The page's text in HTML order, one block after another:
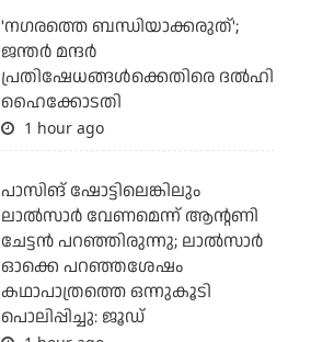
'നഗരത്തെ ബന്ധിയാക്കരുത്';
ജന്തര്‍ മന്ദര്‍
പ്രതിഷേധങ്ങള്‍ക്കെതിരെ ദല്‍ഹി
ഹൈക്കോടതി
1 hour ago
പാസിങ് ഷോട്ടിലെങ്കിലും
ലാല്‍സാര്‍ വേണമെന്ന് ആന്റണി
ചേട്ടന്‍ പറഞ്ഞിരുന്നു; ലാല്‍സാര്‍
ഓക്കെ പറഞ്ഞശേഷം
കഥാപാത്രത്തെ ഒന്നുകൂടി
പൊലിപ്പിച്ചു: ജൂഡ്